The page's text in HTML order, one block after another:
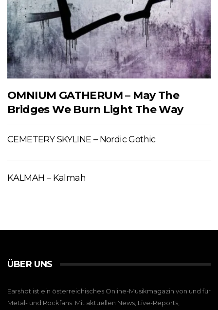
OMNIUM GATHERUM – May The
Bridges We Burn Light The Way
CEMETERY SKYLINE – Nordic Gothic
KALMAH – Kalmah
ÜBER UNS
Earshot ist ein österreichisches Online-Musikmagazin von und für
Metal- und Rockfans. Mit aktuellen News, Live-Reports,